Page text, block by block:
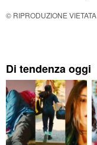
© RIPRODUZIONE VIETATA
Di tendenza oggi